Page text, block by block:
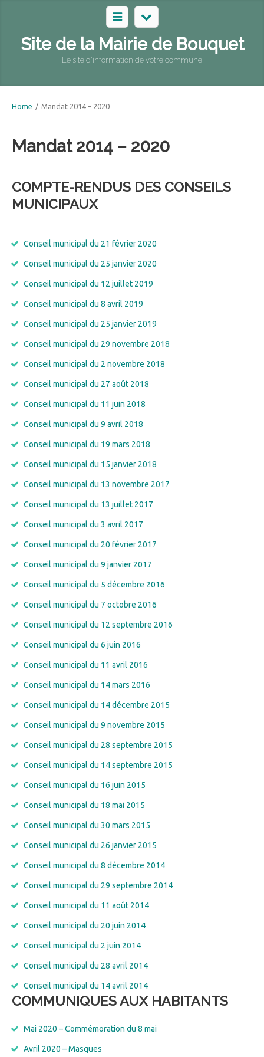
Site de la Mairie de Bouquet
Le site d'information de votre commune
Home / Mandat 2014 – 2020
Mandat 2014 – 2020
COMPTE-RENDUS DES CONSEILS
MUNICIPAUX
Conseil municipal du 21 février 2020
Conseil municipal du 25 janvier 2020
Conseil municipal du 12 juillet 2019
Conseil municipal du 8 avril 2019
Conseil municipal du 25 janvier 2019
Conseil municipal du 29 novembre 2018
Conseil municipal du 2 novembre 2018
Conseil municipal du 27 août 2018
Conseil municipal du 11 juin 2018
Conseil municipal du 9 avril 2018
Conseil municipal du 19 mars 2018
Conseil municipal du 15 janvier 2018
Conseil municipal du 13 novembre 2017
Conseil municipal du 13 juillet 2017
Conseil municipal du 3 avril 2017
Conseil municipal du 20 février 2017
Conseil municipal du 9 janvier 2017
Conseil municipal du 5 décembre 2016
Conseil municipal du 7 octobre 2016
Conseil municipal du 12 septembre 2016
Conseil municipal du 6 juin 2016
Conseil municipal du 11 avril 2016
Conseil municipal du 14 mars 2016
Conseil municipal du 14 décembre 2015
Conseil municipal du 9 novembre 2015
Conseil municipal du 28 septembre 2015
Conseil municipal du 14 septembre 2015
Conseil municipal du 16 juin 2015
Conseil municipal du 18 mai 2015
Conseil municipal du 30 mars 2015
Conseil municipal du 26 janvier 2015
Conseil municipal du 8 décembre 2014
Conseil municipal du 29 septembre 2014
Conseil municipal du 11 août 2014
Conseil municipal du 20 juin 2014
Conseil municipal du 2 juin 2014
Conseil municipal du 28 avril 2014
Conseil municipal du 14 avril 2014
COMMUNIQUES AUX HABITANTS
Mai 2020 – Commémoration du 8 mai
Avril 2020 – Masques